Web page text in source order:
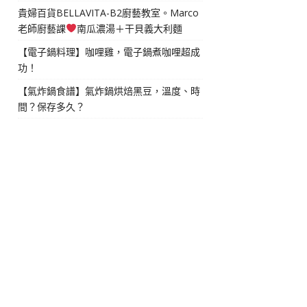
貴婦百貨BELLAVITA-B2廚藝教室。Marco
老師廚藝課
南瓜濃湯＋干貝義大利麵
【電子鍋料理】咖哩雞，電子鍋煮咖哩超成
功！
【氣炸鍋食譜】氣炸鍋烘焙黑豆，溫度、時
間？保存多久？